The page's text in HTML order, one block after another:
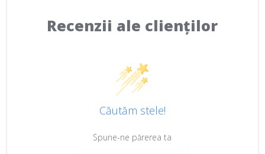
Recenzii ale clienților
Căutăm stele!
Spune-ne părerea ta